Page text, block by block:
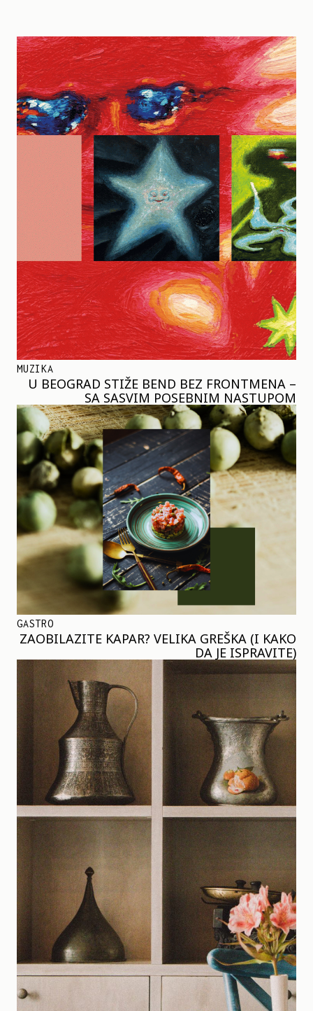
MUZIKA
U BEOGRAD STIŽE BEND BEZ FRONTMENA –
SA SASVIM POSEBNIM NASTUPOM
GASTRO
ZAOBILAZITE KAPAR? VELIKA GREŠKA (I KAKO
DA JE ISPRAVITE)